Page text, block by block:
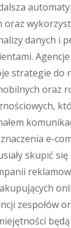
oraz
danych i
Agencje
strategie do
oraz
e-
skupić
zespołów